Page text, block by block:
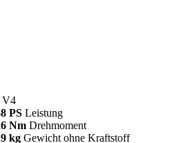
V4
PS Leistung
Nm Drehmoment
kg Gewicht ohne Kraftstoff